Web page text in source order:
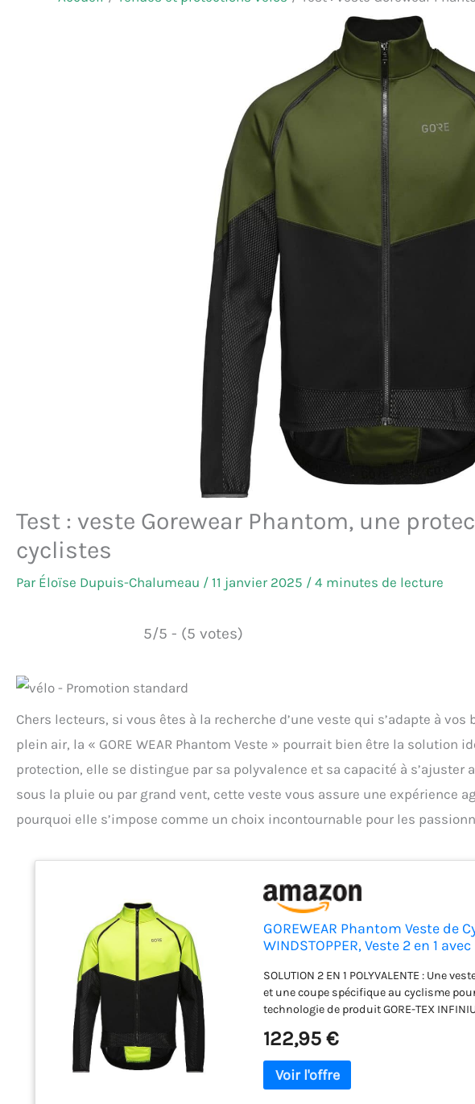
Test : veste Gorewear Phantom, une
cyclistes
Par Éloïse Dupuis-Chalumeau / 11 janvier 2025 / 4 minutes de lecture
5/5 - (5 votes)
Chers lecteurs, si vous êtes à la recherche d’une veste qui s’adapte à
plein air, la « GORE WEAR Phantom Veste » pourrait bien être la solution
protection, elle se distingue par sa polyvalence et sa capacité à
sous la pluie ou par grand vent, cette veste vous assure une expérience
pourquoi elle s’impose comme un choix incontournable pour les
GOREWEAR Phantom Veste de
WINDSTOPPER, Veste 2 en 1
SOLUTION 2 EN 1 POLYVALENTE : Une
et une coupe spécifique au cyclisme
technologie de produit GORE-TEX
ADAPTABLE : Adaptez la veste aux
les manches. Ainsi, vous restez
températures et conservez une excellente
Parfaite pour les sorties par temps
122,95 €